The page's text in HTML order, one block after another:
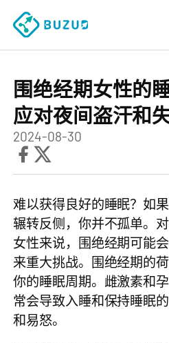
围绝经期女性的
应对夜间盗汗和
2024-08-30
难以获得良好的睡眠？如
辗转反侧，你并不孤单。
女性来说，围绝经期可能
来重大挑战。围绝经期的
你的睡眠周期。雌激素和
常会导致入睡和保持睡眠
和易怒。